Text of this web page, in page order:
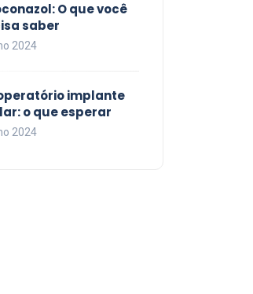
O que você
saber
2024
implante
o que esperar
2024